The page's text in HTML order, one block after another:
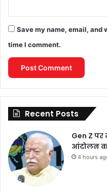
Save my name, email, and
time I comment.
Recent Posts
Gen Z
आंदोलन
4 hours